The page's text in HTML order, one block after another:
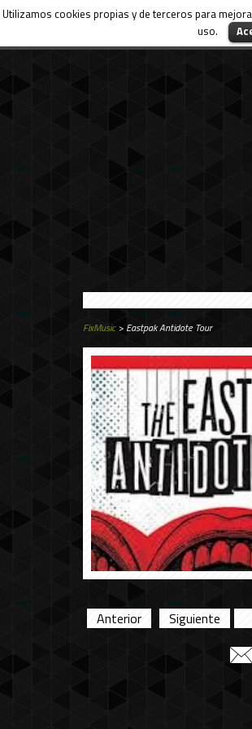
Utilizamos cookies propias y de terceros para
uso.
FixMusic> Eastpak Antidote Tour
Anterior
Siguiente